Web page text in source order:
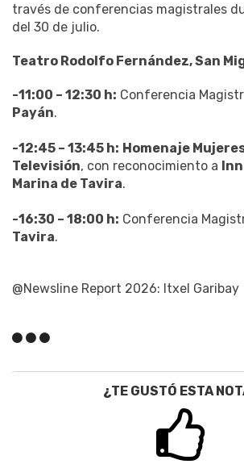
través de conferencias magistrales
del 30 de julio.
Teatro Rodolfo Fernández, San
-11:00 – 12:30 h: Conferencia
Payán.
-12:45 – 13:45 h: Homenaje
Televisión, con reconocimiento a
Marina de Tavira.
-16:30 – 18:00 h: Conferencia
Tavira.
@Newsline Report 2026: Itxel Garibay
¿TE GUSTÓ ESTA